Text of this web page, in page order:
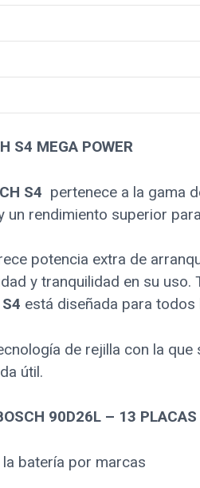
S4 MEGA POWER
S4 pertenece a la gama
un rendimiento superior
potencia extra de
y tranquilidad en su
está diseñada para
de rejilla con la
útil.
90D26L – 13 PLACAS
batería por marcas